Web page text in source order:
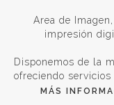
DE
Area de
impresión
Disponemos de la
ofreciendo
MÁS